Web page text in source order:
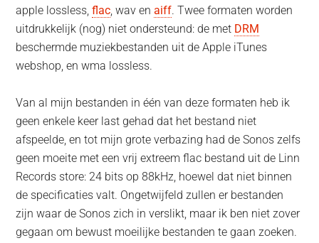
apple lossless,flac, wav enaiff. Twee formaten worden
uitdrukkelijk (nog) niet ondersteund: de met DRM
beschermde muziekbestanden uit de Apple iTunes
webshop, en wma lossless.
Van al mijn bestanden in één van deze formaten heb ik
geen enkele keer last gehad dat het bestand niet
afspeelde, en tot mijn grote verbazing had de Sonos zelfs
geen moeite met een vrij extreem flac bestand uit de Linn
Records store: 24 bits op 88kHz, hoewel dat niet binnen
de specificaties valt. Ongetwijfeld zullen er bestanden
zijn waar de Sonos zich in verslikt, maar ik ben niet zover
gegaan om bewust moeilijke bestanden te gaan zoeken.